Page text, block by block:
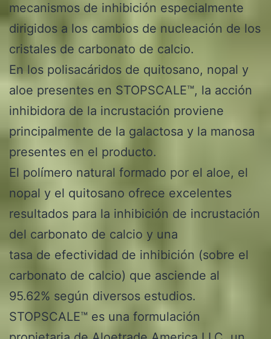
mecanismos de inhibición especialmente
dirigidos a los cambios de nucleación de los
cristales de carbonato de calcio.
En los polisacáridos de quitosano, nopal y
aloe presentes en STOPSCALE™, la acción
inhibidora de la incrustación proviene
principalmente de la galactosa y la manosa
presentes en el producto.
El polímero natural formado por el aloe, el
nopal y el quitosano ofrece excelentes
resultados para la inhibición de incrustación
del carbonato de calcio y una
tasa de efectividad de inhibición (sobre el
carbonato de calcio) que asciende al
95.62% según diversos estudios.
STOPSCALE™ es una formulación